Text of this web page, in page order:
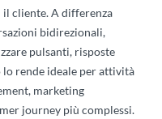
il cliente. A differenza
bidirezionali,
pulsanti, risposte
rende ideale per attività
marketing
journey più complessi.